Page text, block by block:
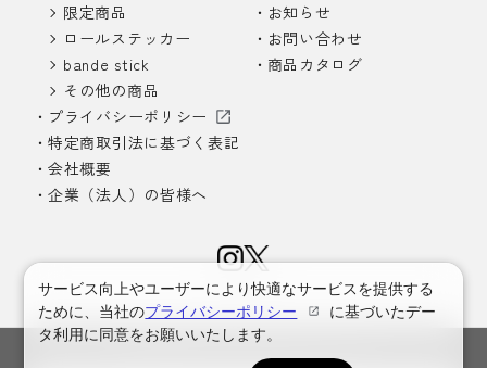
限定商品
ロールステッカー
bande stick
その他の商品
お知らせ
お問い合わせ
商品カタログ
プライバシーポリシー
特定商取引法に基づく表記
会社概要
企業（法人）の皆様へ
© Nishikawa Communications Co. Ltd.
サービス向上やユーザーにより快適なサービスを提供する
ために、当社のプライバシーポリシー
に基づいたデー
タ利用に同意をお願いいたします。